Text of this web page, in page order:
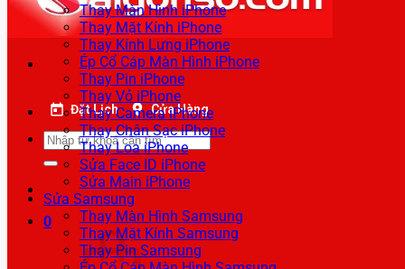
Đặt Lịch Cửa Hàng
Tìm
kiếm:
0
Thay Màn Hình iPhone
Thay Mặt Kính iPhone
Thay Kính Lưng iPhone
Ép Cổ Cáp Màn Hình iPhone
Thay Pin iPhone
Thay Vỏ iPhone
Thay Camera iPhone
Thay Chân Sạc iPhone
Thay Loa iPhone
Sửa Face ID iPhone
Sửa Main iPhone
Sửa Samsung
Thay Màn Hình Samsung
Thay Mặt Kính Samsung
Thay Pin Samsung